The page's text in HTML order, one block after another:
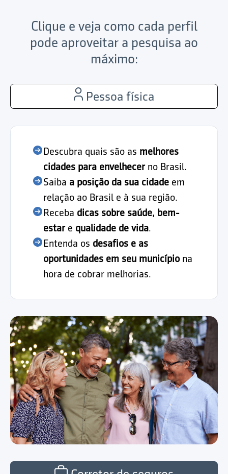
Clique e veja como cada perfil
pode aproveitar a pesquisa ao
máximo:
Pessoa física
Descubra quais são as melhores
cidades para envelhecerno Brasil.
Saiba a posição da sua cidade em
relação ao Brasil e à sua região.
Receba dicas sobre saúde, bem-
estare qualidade de vida.
Entenda os desafios e as
oportunidades em seu município na
hora de cobrar melhorias.